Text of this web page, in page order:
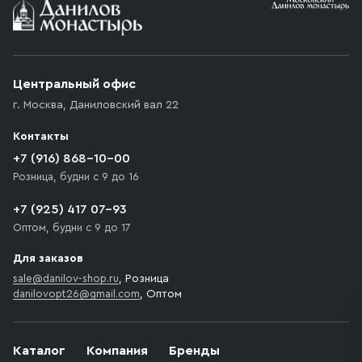
Условия доставки
возникают препятствия для подъезда автомобиля,
которое максимально близко к месту запланированной
движения. Если на территории места назначения
доставки предусмотрен платный въезд, то Покупателю
необходимо компенсировать стоимость въезда
Каталог Компания Бренды
Центральный офис
г. Москва, Даниловский вал 22
Контакты
+7 (916) 868-10-00
Розница, будни с 9 до 16
+7 (925) 417 07-93
Оптом, будни с 9 до 17
Для заказов
sale@danilov-shop.ru, Розница
danilovopt26@gmail.com, Оптом